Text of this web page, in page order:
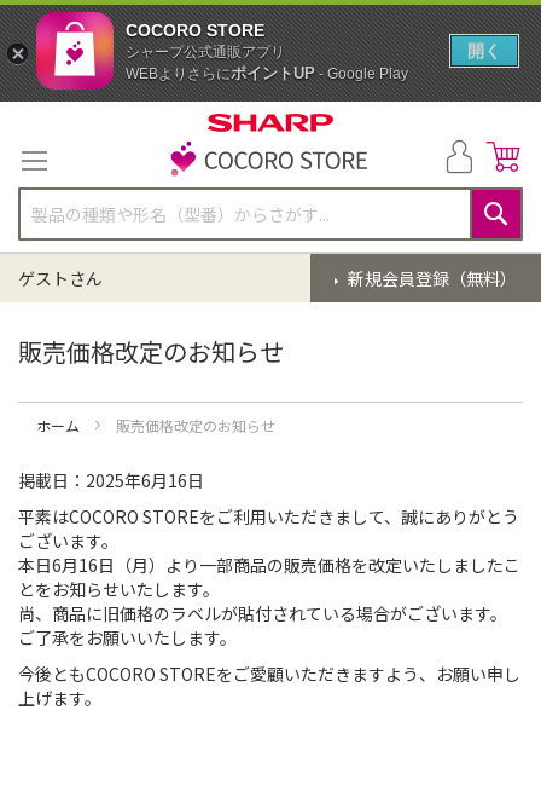
テ
ン
ツ
に
ス
キ
ッ
検
索
新規会員登録（無料）
ゲストさん
販売価格改定のお知らせ
ホーム 販売価格改定のお知らせ
掲載日：2025年6月16日
平素はCOCORO STOREをご利用いただきまして、誠にありがとう
ございます。
本日6月16日（月）より一部商品の販売価格を改定いたしましたこ
とをお知らせいたします。
尚、商品に旧価格のラベルが貼付されている場合がございます。
ご了承をお願いいたします。
今後ともCOCORO STOREをご愛顧いただきますよう、お願い申し
上げます。
COCORO STORE
シャープ公式通販アプリ
WEBよりさらにポイントUP- Google Play
開く